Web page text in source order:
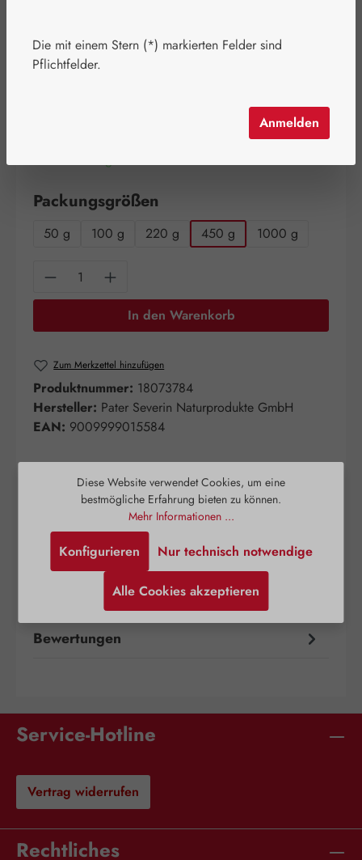
Regulärer Preis:
44,70 €
Packungsgrößen
50 g 100 g 220 g 450 g 1000 g
Produkt Anzahl: Gib den gewünschten
In den Warenkorb
Zum Merkzettel hinzufügen
Produktnummer: 18073784
Hersteller: Pater Severin Naturprodukte GmbH
EAN: 9009999015584
Beschreibung
Salicylvaseline ist eine Salbe auf Vaselinebasis,
welche den Wirkstoff Salicylsäure enthält. Sie
hat hornhautauflösende, ant…Mehr
Bewertungen
Service-Hotline
Vertrag widerrufen
Rechtliches
Diese Website verwendet Cookies, um eine
bestmögliche Erfahrung bieten zu können.
Mehr Informationen ...
Nur technisch notwendige
Konfigurieren
Alle Cookies akzeptieren
Die mit einem Stern (*) markierten Felder sind
Pflichtfelder.
Anmelden